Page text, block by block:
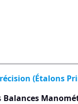
(Étalons
Balances